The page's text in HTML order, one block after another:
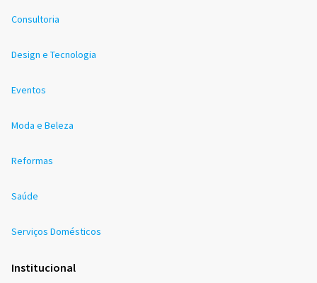
Consultoria
Design e Tecnologia
Eventos
Moda e Beleza
Reformas
Saúde
Serviços Domésticos
Institucional